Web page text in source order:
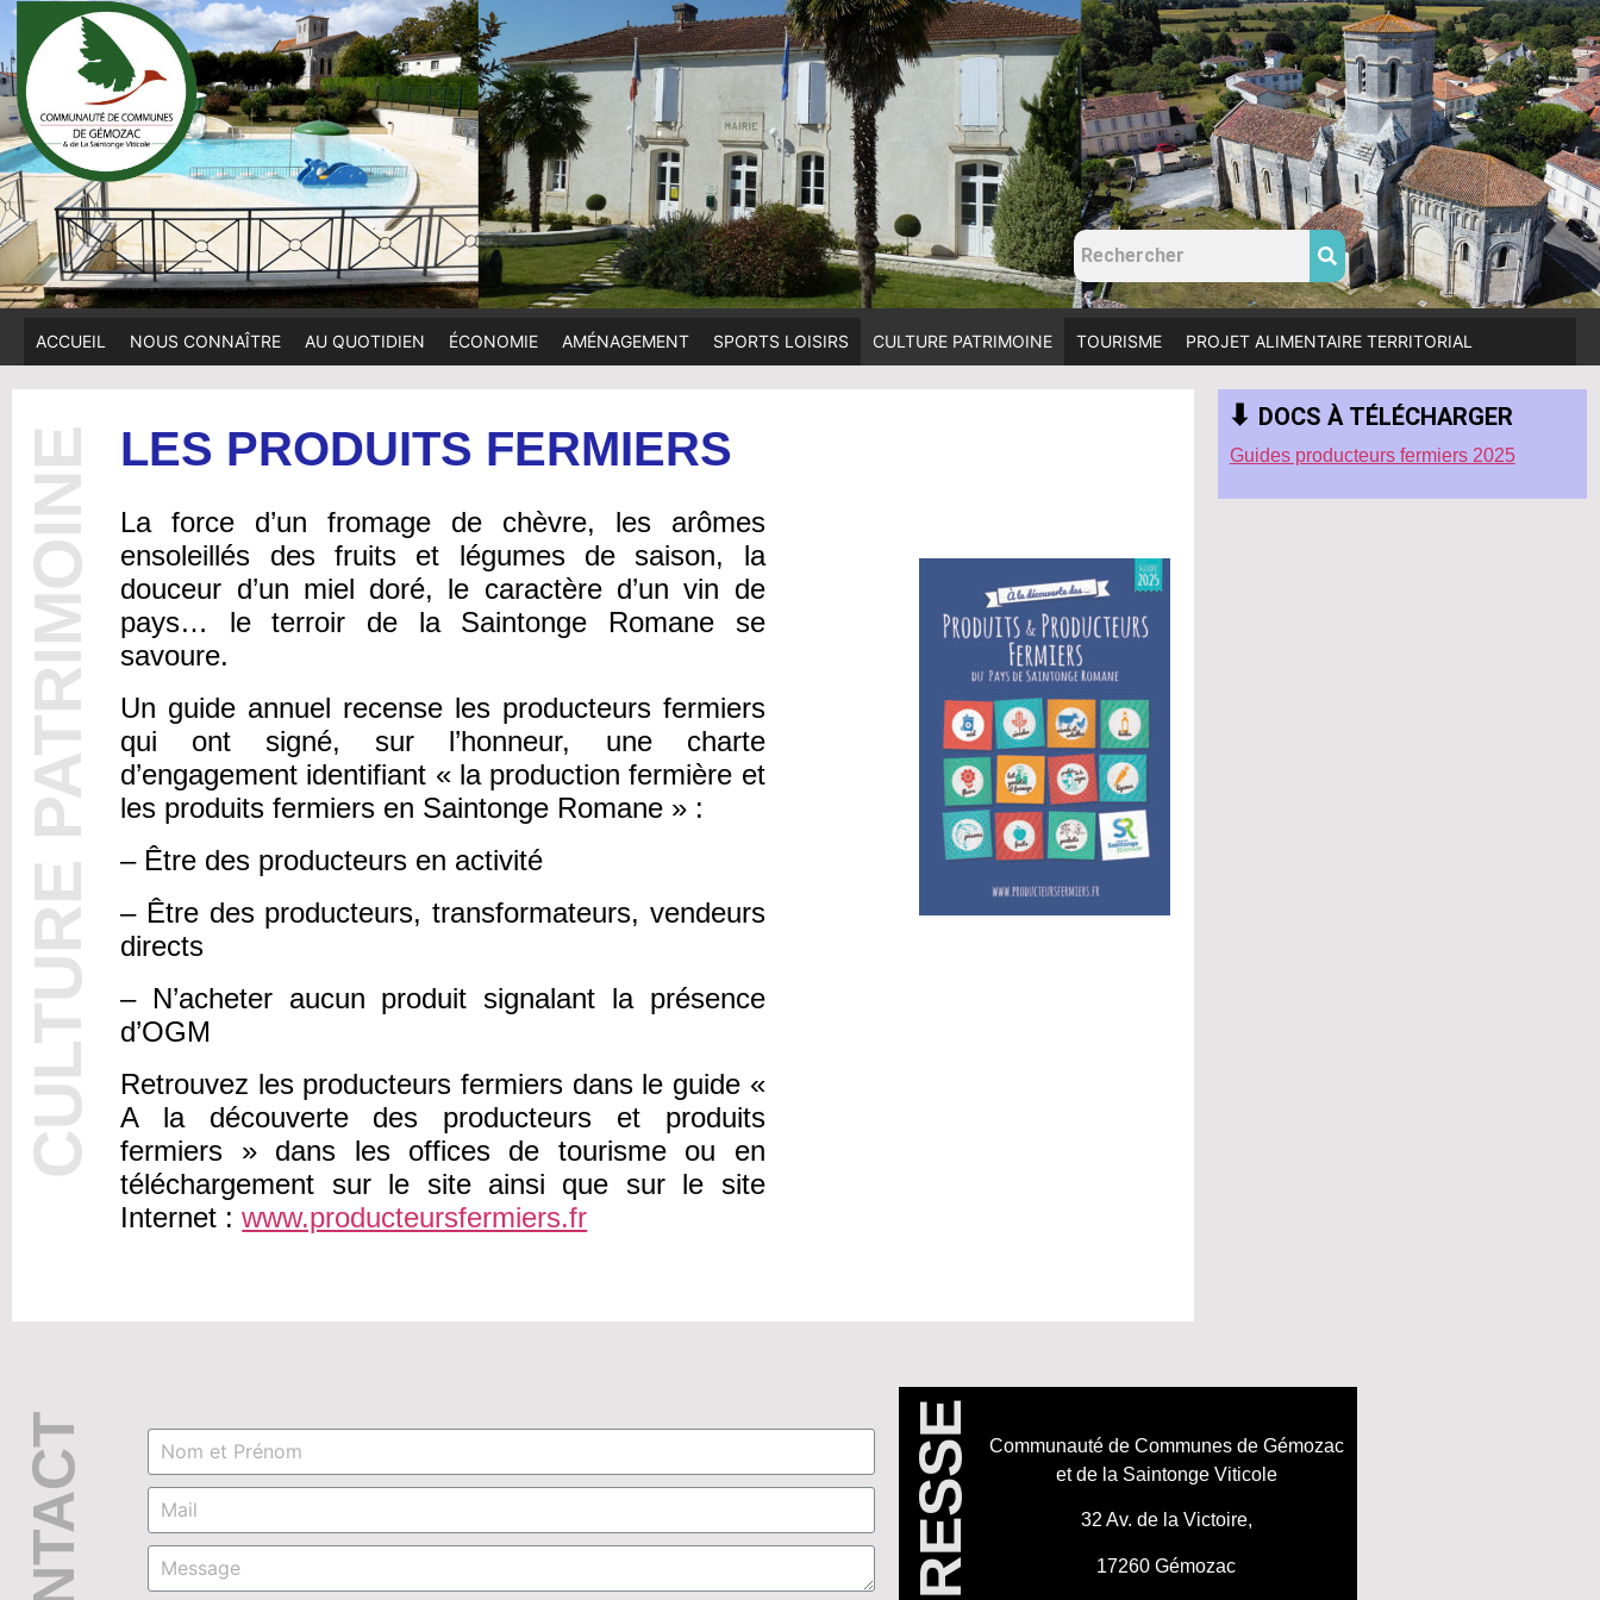
ACCUEIL NOUS CONNAÎTRE AU QUOTIDIEN ÉCONOMIE AMÉNAGEMENT SPORTS LOISIRS CULTURE PATRIMOINE TOURISME PROJET ALIMENTAIRE TERRITORIAL
CULTURE PATRIMOINE LES PRODUITS FERMIERS
La force d’un fromage de chèvre, les arômes
ensoleillés des fruits et légumes de saison, la
douceur d’un miel doré, le caractère d’un vin de
pays… le terroir de la Saintonge Romane se
savoure.
Un guide annuel recense les producteurs fermiers
qui ont signé, sur l’honneur, une charte
d’engagement identifiant « la production fermière et
les produits fermiers en Saintonge Romane » :
– Être des producteurs en activité
– Être des producteurs, transformateurs, vendeurs
directs
– N’acheter aucun produit signalant la présence
d’OGM
Retrouvez les producteurs fermiers dans le guide «
A la découverte des producteurs et produits
fermiers » dans les offices de tourisme ou en
téléchargement sur le site ainsi que sur le site
Internet :www.producteursfermiers.fr
⬇ DOCS À TÉLÉCHARGER
Guides producteurs fermiers 2025
ADRESSE
Communauté de Communes de Gémozac
etde la Saintonge Viticole
32 Av. de la Victoire,
17260 Gémozac